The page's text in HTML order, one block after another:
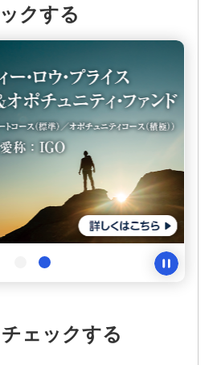
について
クについてのご説明
ンドにおいて購入時手数料率を
す。
積立投信申込サービス（サービ
クする
ェックする